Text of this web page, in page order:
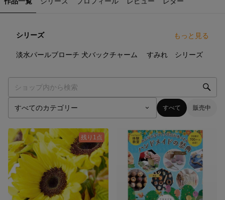
シリーズ もっと見る
淡水パールブローチ 犬バックチャーム すみれ シリーズ
すべて 販売中
残り1点